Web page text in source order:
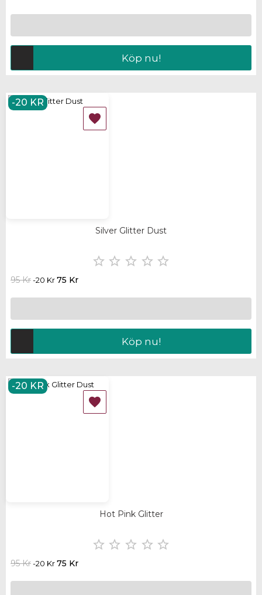
Köp nu!
-20 KR

Silver Glitter Dust
    
95 Kr-20 Kr75 Kr
Köp nu!
-20 KR

Hot Pink Glitter
    
95 Kr-20 Kr75 Kr